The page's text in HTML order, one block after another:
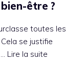
être ?
toutes les
se justifie
Lire la suite